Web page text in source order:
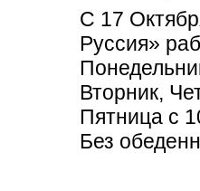
С 17
Руссия»
Вторник,
Пятница с
Без